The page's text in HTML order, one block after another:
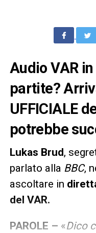
Audio VAR
partite?
UFFICIALE
potrebbe
Lukas Brud,
parlato alla BBC,
ascoltare in
del VAR.
PAROLE – «Dico